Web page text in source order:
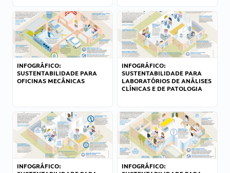
INFOGRÁFICO:
SUSTENTABILIDADE PARA
OFICINAS MECÂNICAS
INFOGRÁFICO:
SUSTENTABILIDADE PARA
LABORATÓRIOS DE ANÁLISES
CLÍNICAS E DE PATOLOGIA
INFOGRÁFICO:
INFOGRÁFICO: